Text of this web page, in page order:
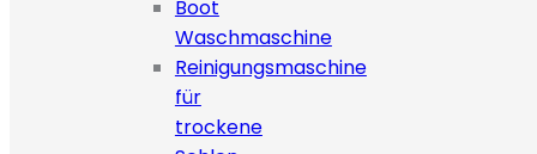
Boot
Waschmaschine
Reinigungsmaschine
für
trockene